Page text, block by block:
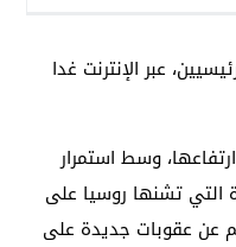
عبر الإنترنت غدا
وسط استمرار
التي تشنها روسيا على
عن عقوبات جديدة على